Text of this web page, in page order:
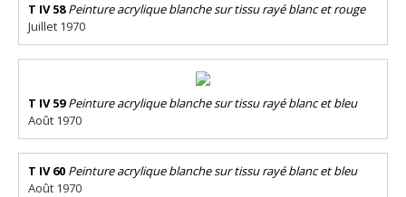
T IV 58 Peinture acrylique blanche sur tissu rayé blanc et rouge
Juillet 1970
T IV 59 Peinture acrylique blanche sur tissu rayé blanc et bleu
Août 1970
T IV 60 Peinture acrylique blanche sur tissu rayé blanc et bleu
Août 1970